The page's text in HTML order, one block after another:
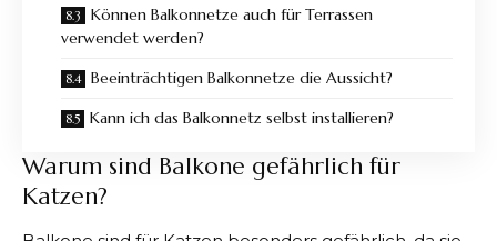
Können Balkonnetze auch für Terrassen
verwendet werden?
Beeinträchtigen Balkonnetze die Aussicht?
Kann ich das Balkonnetz selbst installieren?
Warum sind Balkone gefährlich für
Katzen?